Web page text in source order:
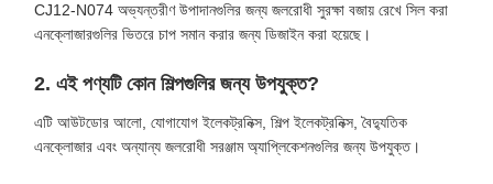
CJ12-N074 অভ্যন্তরীণ উপাদানগুলির জন্য জলরোধী সুরক্ষা বজায় রেখে সিল করা
এনক্লোজারগুলির ভিতরে চাপ সমান করার জন্য ডিজাইন করা হয়েছে।
2. এই পণ্যটি কোন শিল্পগুলির জন্য উপযুক্ত?
এটি আউটডোর আলো, যোগাযোগ ইলেকট্রনিক্স, শিল্প ইলেকট্রনিক্স, বৈদ্যুতিক
এনক্লোজার এবং অন্যান্য জলরোধী সরঞ্জাম অ্যাপ্লিকেশনগুলির জন্য উপযুক্ত।